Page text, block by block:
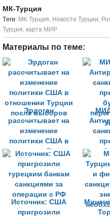
МК-Турция
Tеги: МК-Турция, Новости Турции,
Турция, карта МИР
Материалы по теме:
Эрдоган
рассчитывает на
изменение
политики США в
отношении Турции
после выборов
Источник: США
пригрозили